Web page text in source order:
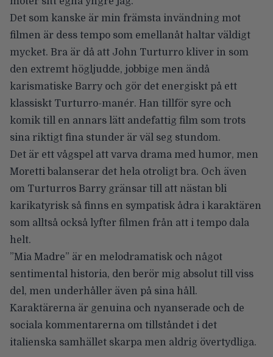
Det som kanske är min främsta invändning mot
filmen är dess tempo som emellanåt haltar väldigt
mycket. Bra är då att John Turturro kliver in som
den extremt högljudde, jobbige men ändå
karismatiske Barry och gör det energiskt på ett
klassiskt Turturro-manér. Han tillför syre och
komik till en annars lätt andefattig film som trots
sina riktigt fina stunder är väl seg stundom.
Det är ett vågspel att varva drama med humor, men
Moretti balanserar det hela otroligt bra. Och även
om Turturros Barry gränsar till att nästan bli
karikatyrisk så finns en sympatisk ådra i karaktären
som alltså också lyfter filmen från att i tempo dala
helt.
”Mia Madre” är en melodramatisk och något
sentimental historia, den berör mig absolut till viss
del, men underhåller även på sina håll.
Karaktärerna är genuina och nyanserade och de
sociala kommentarerna om tillståndet i det
italienska samhället skarpa men aldrig övertydliga.